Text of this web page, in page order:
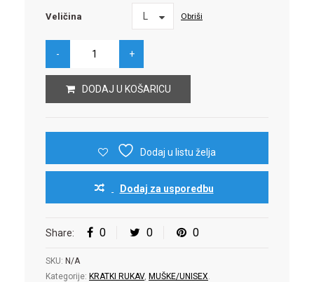
Veličina L
Veličina Obriši
DODAJ U KOŠARICU
Dodaj u listu želja
Dodaj za usporedbu
Share: 0 0 0
SKU: N/A
Kategorije: KRATKI RUKAV, MUŠKE/UNISEX.